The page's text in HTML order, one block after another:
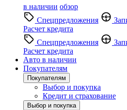
в наличии обзор
Спецпредложения
Расчет кредита
Спецпредложения
Расчет кредита
Авто в наличии
Покупателям
Покупателям
Выбор и покупка
Кредит и страхование
Выбор и покупка